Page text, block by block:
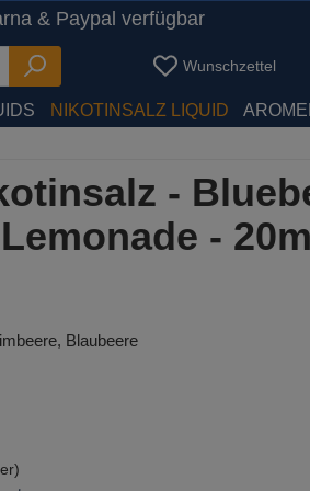
& Paypal verfügbar
Wunschzettel Du
NIKOTINSALZ LIQUID
-
-
Blaubeere